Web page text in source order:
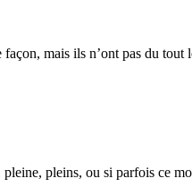
mais ils n’ont pas du
pleins, ou si parfois ce